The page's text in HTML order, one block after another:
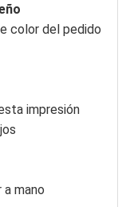
color del pedido
impresión
mano